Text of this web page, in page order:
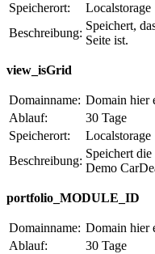
Speicherort:
Localstorage
Beschreibung:
Speichert,
Seite ist.
view_isGrid
Domainname: Domain hier
Ablauf:
30 Tage
Speicherort:
Localstorage
Beschreibung:
Speichert
Demo
portfolio_MODULE_ID
Domainname: Domain hier
Ablauf:
30 Tage